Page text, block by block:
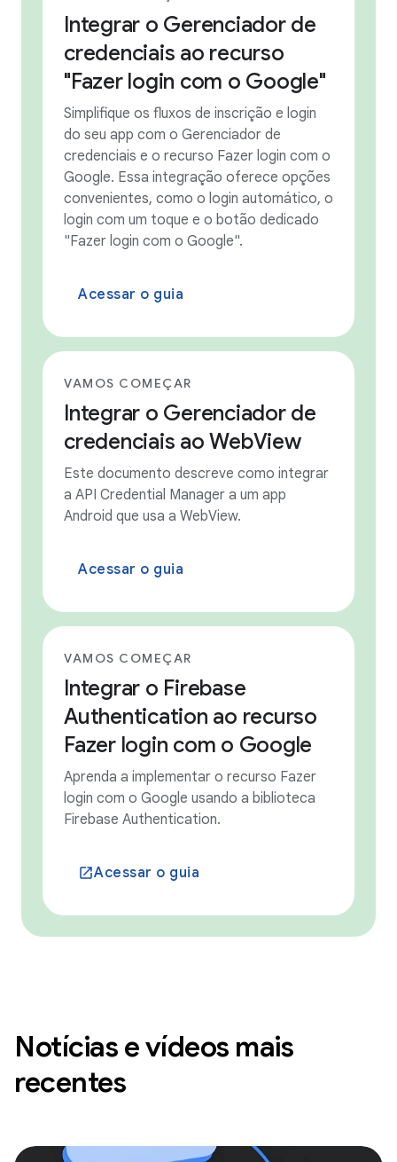
Integrar o Gerenciador de
credenciais ao recurso
"Fazer login com o Google"
Simplifique os fluxos de inscrição e login
do seu app com o Gerenciador de
credenciais e o recurso Fazer login com o
Google. Essa integração oferece opções
convenientes, como o login automático, o
login com um toque e o botão dedicado
"Fazer login com o Google".
Acessar o guia
VAMOS COMEÇAR
Integrar o Gerenciador de
credenciais ao WebView
Este documento descreve como integrar
a API Credential Manager a um app
Android que usa a WebView.
Acessar o guia
VAMOS COMEÇAR
Integrar o Firebase
Authentication ao recurso
Fazer login com o Google
Aprenda a implementar o recurso Fazer
login com o Google usando a biblioteca
Firebase Authentication.
launchAcessar o guia
Notícias e vídeos mais
recentes